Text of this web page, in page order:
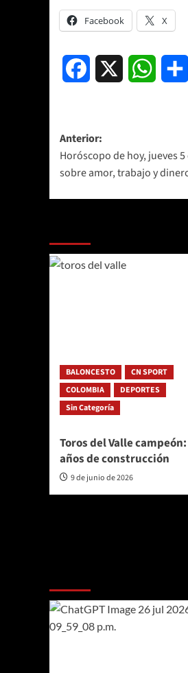
Facebook X
Facebook
Navegación
de
entradas
Anterior:
Horóscopo de hoy, jueves
sobre amor, trabajo y
BALONCESTO
CN SPORT
COLOMBIA
DEPORTES
Sin Categoría
Toros del Valle
años de construcción
9 de junio de 2026